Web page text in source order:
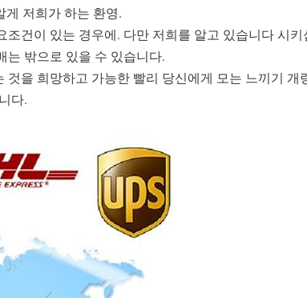
게 저희가 하는 환영.
건이 있는 경우에. 다만 저희를 알고 있습니다 시키
는 밖으로 있을 수 있습니다.
을 희망하고 가능한 빨리 당신에게 모는 느끼기
다.